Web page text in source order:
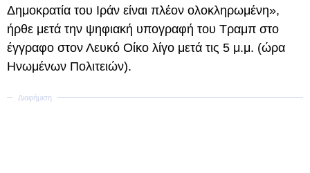
Δημοκρατία του Ιράν είναι πλέον ολοκληρωμένη»,
ήρθε μετά την ψηφιακή υπογραφή του Τραμπ στο
έγγραφο στον Λευκό Οίκο λίγο μετά τις 5 μ.μ. (ώρα
Ηνωμένων Πολιτειών).